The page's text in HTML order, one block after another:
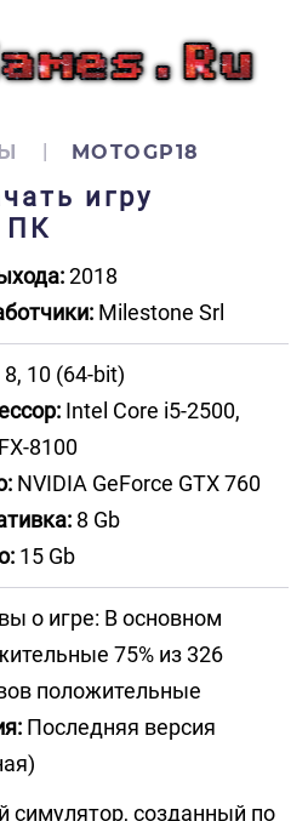
MOTOGP18
игру
ПК
2018
Milestone Srl
8, 10 (64-bit)
Intel Core i5-2500,
8100
NVIDIA GeForce GTX 760
8 Gb
15 Gb
о игре: В основном
75% из 326
положительные
Последняя версия
симулятор, созданный по